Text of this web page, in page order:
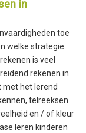
in
toe
welke strategie
is veel
rekenen in
het lerend
telreeksen
en / of kleur
leren kinderen